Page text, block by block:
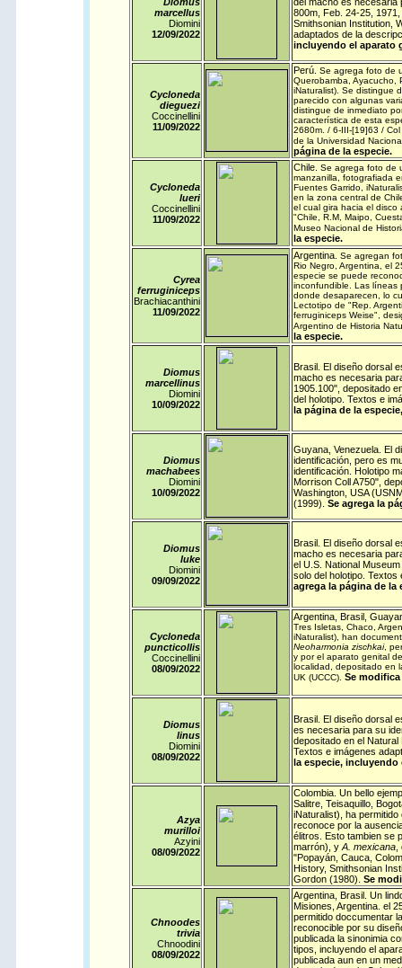
marcellus
Diomini
12/09/2022
800m, Feb. 24-25,
Smithsonian Institution,
adaptados de la
incluyendo el aparato
Cycloneda
dieguezi
Coccinellini
11/09/2022
Perú. Se agrega foto de
Querobamba, Ayacucho,
iNaturalist). Se distingue
parecido con algunas
distingue de inmediato
característica de esta
2680m. / 6-III-[19]63 /
de la Universidad
página de la especie.
Cycloneda
lueri
Coccinellini
11/09/2022
Chile. Se agrega foto de
manzanilla, fotografiada
Fuentes Garrido,
en la zona central de
el cual gira hacia el disco
"Chile, R.M, Maipo,
Museo Nacional de
la especie.
Cyrea
ferruginiceps
Brachiacanthini
11/09/2022
Argentina. Se agregan
Rio Negro, Argentina, el
especie se puede
inconfundible. Las líneas
donde desaparecen, lo
Lectotipo de "Rep.
ferruginiceps Weise",
Argentino de Historia
la especie.
Diomus
marcellinus
Diomini
10/09/2022
Brasil. El diseño dorsal
macho es necesaria
1905.100", depositado
del holotipo. Textos e
la página de la
Diomus
machabees
Diomini
10/09/2022
Guyana, Venezuela. El
identificación, pero es
identificación. Holotipo
Morrison Coll A750",
Washington, USA
(1999). Se agrega la
Diomus
luke
Diomini
09/09/2022
Brasil. El diseño dorsal
macho es necesaria
el U.S. National
solo del holotipo.
agrega la página de la
Cycloneda
puncticollis
Coccinellini
08/09/2022
Argentina, Brasil,
Tres Isletas, Chaco,
iNaturalist), han
Neoharmonia zischkai,
y por el aparato genital
localidad, depositado en
UK (UCCC). Se modifica
Diomus
linus
Diomini
08/09/2022
Brasil. El diseño dorsal
es necesaria para su
depositado en el
Textos e imágenes
la especie, incluyendo
Azya
murilloi
Azyini
08/09/2022
Colombia. Un bello
Salitre, Teisaquillo,
iNaturalist), ha
reconoce por la
élitros. Esto tambien se
marrón), y A. mexicana,
"Popayán, Cauca,
History, Smithsonian
Gordon (1980). Se
Chnoodes
trivia
Chnoodini
08/09/2022
Argentina, Brasil. Un
Misiones, Argentina. el
permitido doccumentar
reconocible por su
publicada la sinonimia
tipos, incluyendo el
publicada aun en un